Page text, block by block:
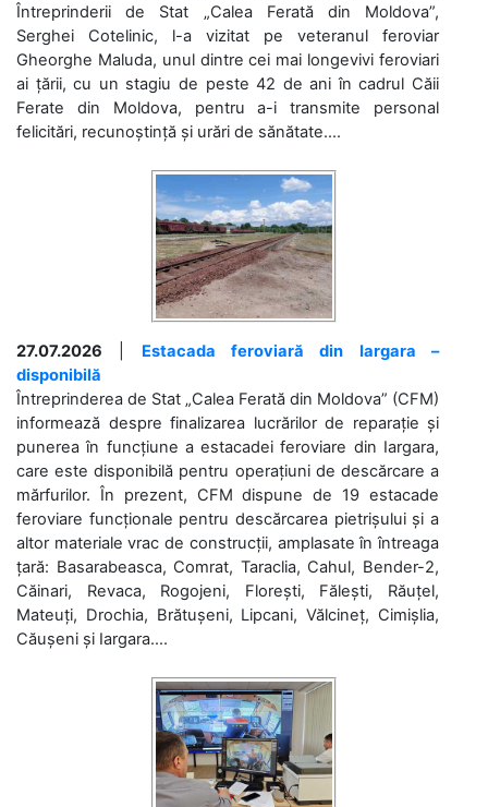
Întreprinderii de Stat „Calea Ferată din Moldova”,
Serghei Cotelinic, l-a vizitat pe veteranul feroviar
Gheorghe Maluda, unul dintre cei mai longevivi feroviari
ai țării, cu un stagiu de peste 42 de ani în cadrul Căii
Ferate din Moldova, pentru a-i transmite personal
felicitări, recunoștință și urări de sănătate....
27.07.2026
Estacada feroviară din Iargara –
disponibilă
Întreprinderea de Stat „Calea Ferată din Moldova” (CFM)
informează despre finalizarea lucrărilor de reparație și
punerea în funcțiune a estacadei feroviare din Iargara,
care este disponibilă pentru operațiuni de descărcare a
mărfurilor. În prezent, CFM dispune de 19 estacade
feroviare funcționale pentru descărcarea pietrișului și a
altor materiale vrac de construcții, amplasate în întreaga
țară: Basarabeasca, Comrat, Taraclia, Cahul, Bender-2,
Căinari, Revaca, Rogojeni, Florești, Fălești, Răuțel,
Mateuți, Drochia, Brătușeni, Lipcani, Vălcineț, Cimișlia,
Căușeni și Iargara....